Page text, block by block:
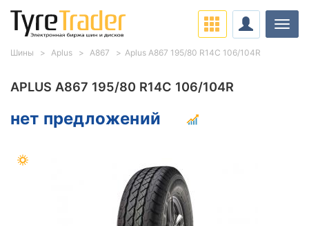
APLUS A867 195/80 R14C 106/104R
нет предложений
Шины Aplus A867 Aplus A867 195/80 R14C 106/104R